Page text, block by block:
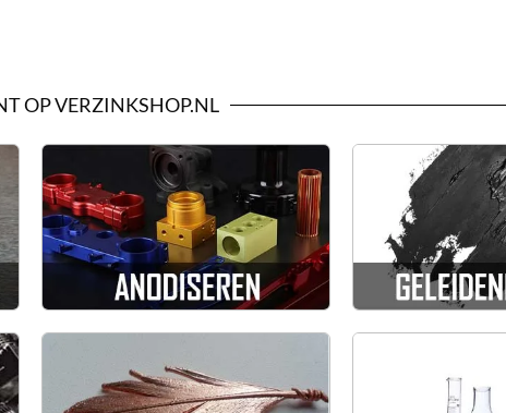
OP VERZINKSHOP.NL